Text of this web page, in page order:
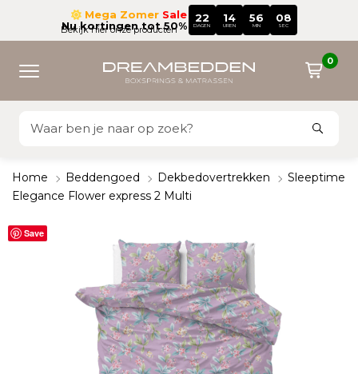
Mega Zomer Sale
Nu kortingen tot 50%
22
DAGEN
14
UREN
56
MIN
07
SEC
Bekijk hier onze producten
0
Home Beddengoed Dekbedovertrekken
Sleeptime
Elegance Flower express 2 Multi
Save